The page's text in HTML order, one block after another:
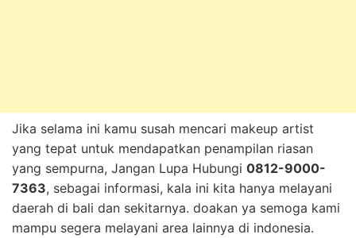
Jika selama ini kamu susah mencari makeup artist
yang tepat untuk mendapatkan penampilan riasan
yang sempurna, Jangan Lupa Hubungi 0812-9000-
7363, sebagai informasi, kala ini kita hanya melayani
daerah di bali dan sekitarnya. doakan ya semoga kami
mampu segera melayani area lainnya di indonesia.